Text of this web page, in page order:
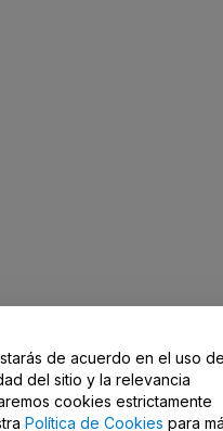
de acuerdo en el uso
del sitio y la relevancia
cookies estrictamente
Política de Cookies para